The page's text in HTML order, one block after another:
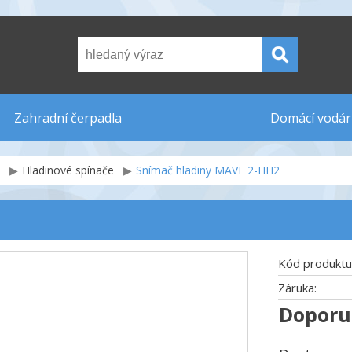
Zahradní čerpadla Domácí
Hladinové spínače Snímač hladiny MAVE 2-HH2
Kód
Záruka: